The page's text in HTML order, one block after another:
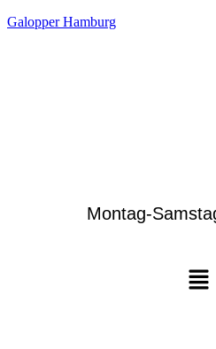
Galopper Hamburg
Montag-
Menü